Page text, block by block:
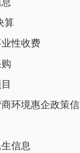
算
性收费
环境惠企政策信
信息